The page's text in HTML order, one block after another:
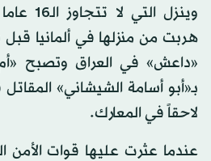
وينزل
هربت من منزلها في ألمانيا
«داعش» في العراق وتصبح
بـ«أبو أسامة الشيشاني»
لاحقاً في المعارك.
عندما عثرت عليها قوات الأمن